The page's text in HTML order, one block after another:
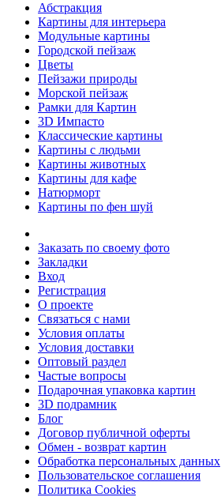
Абстракция
Картины для интерьера
Модульные картины
Городской пейзаж
Цветы
Пейзажи природы
Морской пейзаж
Рамки для Картин
3D Импасто
Классические картины
Картины с людьми
Картины животных
Картины для кафе
Натюрморт
Картины по фен шуй
Заказать по своему фото
Закладки
Вход
Регистрация
О проекте
Связаться с нами
Условия оплаты
Условия доставки
Оптовый раздел
Частые вопросы
Подарочная упаковка картин
3D подрамник
Блог
Договор публичной оферты
Обмен - возврат картин
Обработка персональных данных
Пользовательское соглашения
Политика Cookies